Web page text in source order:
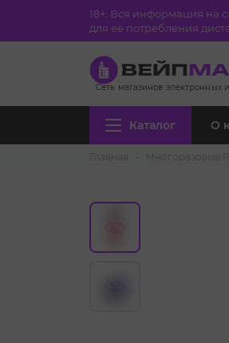
18+. Вся информация на
для её потребления
Сеть магазинов электронных
Каталог О